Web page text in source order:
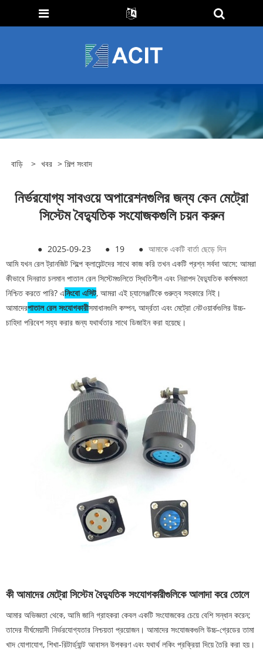
বাড়ি > খবর > শিল্প সংবাদ
নির্ভরযোগ্য সাবওয়ে অপারেশনগুলির জন্য কেন মেট্রো
সিস্টেম বৈদ্যুতিক সংযোজকগুলি চয়ন করুন
● 2025-09-23 ● 19 ● আমাকে একটি বার্তা ছেড়ে দিন
আমি যখন রেল ট্রানজিট শিল্পে ক্লায়েন্টদের সাথে কাজ করি তখন একটি প্রশ্ন সর্বদা আসে: আমরা
কীভাবে দিনরাত চলমান পাতাল রেল সিস্টেমগুলিতে স্থিতিশীল এবং নিরাপদ বৈদ্যুতিক কর্মক্ষমতা
নিশ্চিত করতে পারি? এনিংবো এসিট, আমরা এই চ্যালেঞ্জটিকে গুরুত্ব সহকারে নিই।
আমাদেরপাতাল রেল সংযোগকারীসমাধানগুলি কম্পন, আর্দ্রতা এবং মেট্রো নেটওয়ার্কগুলির উচ্চ-
চাহিদা পরিবেশ সহ্য করার জন্য যথার্থতার সাথে ডিজাইন করা হয়েছে।
কী আমাদের মেট্রো সিস্টেম বৈদ্যুতিক সংযোগকারীগুলিকে আলাদা করে তোলে
আমার অভিজ্ঞতা থেকে, আমি জানি গ্রাহকরা কেবল একটি সংযোজকের চেয়ে বেশি সন্ধান করেন;
তাদের দীর্ঘমেয়াদী নির্ভরযোগ্যতার নিশ্চয়তা প্রয়োজন। আমাদের সংযোজকগুলি উচ্চ-গ্রেডের তামা
খাদ যোগাযোগ, শিখা-রিটার্ড্যান্ট আবাসন উপকরণ এবং যথার্থ লকিং প্রক্রিয়া দিয়ে তৈরি করা হয়।